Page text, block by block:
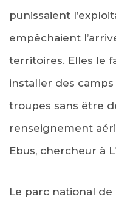
punissaient
empêchaient
territoires. Elles le
installer des
troupes sans être
renseignement
Ebus, chercheur à
Le parc national